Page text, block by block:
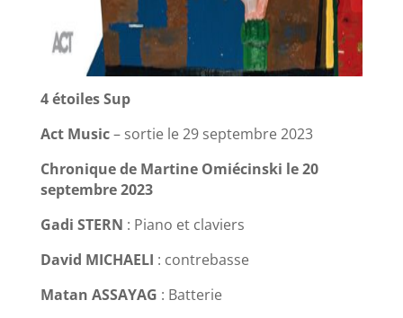
4 étoiles Sup
Act Music– sortie le 29 septembre 2023
Chronique de Martine Omiécinski le 20
septembre 2023
Gadi STERN : Piano et claviers
David MICHAELI : contrebasse
Matan ASSAYAG : Batterie